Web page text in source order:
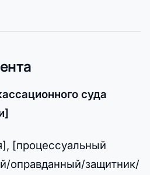
суда
[процессуальный
оправданный/защитник/